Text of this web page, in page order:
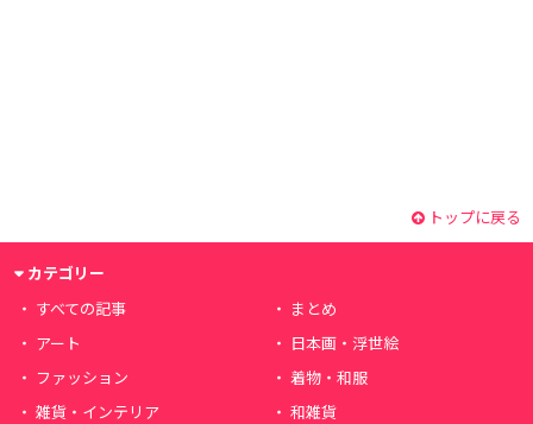
トップに戻る
カテゴリー
すべての記事
まとめ
アート
日本画・浮世絵
ファッション
着物・和服
雑貨・インテリア
和雑貨